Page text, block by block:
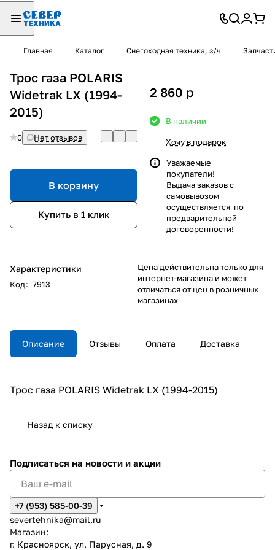
Главная Каталог Снегоходная техника, з/ч
Трос газа POLARIS
Widetrak LX (1994-
2015)
0 Нет отзывов
В корзину
Купить в 1 клик
Характеристики
Код: 7913
2 860 p
В наличии
Хочу в подарок
Уважаемые
покупатели!
Выдача заказов с
самовывозом
осуществляется по
предварительной
договоренности!
Цена действительна только для
интернет-магазина и может
отличаться от цен в розничных
магазинах
Описание Отзывы Оплата Доставка
Трос газа POLARIS Widetrak LX (1994-2015)
Назад к списку
Подписаться на новости и акции
+7 (953) 585-00-39
severtehnika@mail.ru
Магазин:
г. Красноярск, ул. Парусная, д. 9